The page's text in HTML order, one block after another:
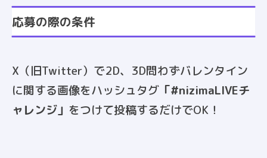
応募の際の条件
X（旧Twitter）で2D、3D問わずバレンタイン
に関する画像をハッシュタグ 「#nizimaLIVEチ
ャレンジ」 をつけて投稿するだけでOK！